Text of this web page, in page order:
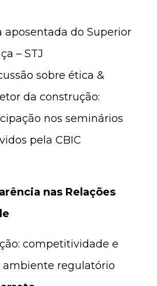
aposentada do Superior
– STJ
sobre ética &
da construção:
nos seminários
pela CBIC
nas Relações
competitividade e
ambiente regulatório